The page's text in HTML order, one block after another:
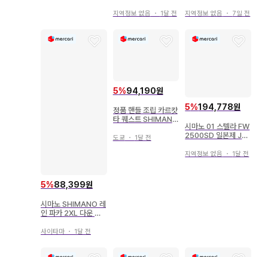
지역정보 없음 ・ 1달 전 지역정보 없음 ・ 7일 전
5%88,399원
시마노 SHIMANO 레
인 파카 2XL 다운 자
사이타마 ・ 1달 전
5%94,190원
정품 핸들 조립 카르캇
타 퀘스트 SHIMANO
도쿄 ・ 1달 전
5%194,778원
시마노 01 스텔라 FW
2500SD 일본제 JA
지역정보 없음 ・ 1달 전